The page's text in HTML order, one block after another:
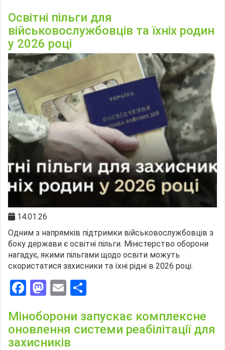
Освітні пільги для
військовослужбовців та їхніх родин
у 2026 році
14.01.26
Одним з напрямків підтримки військовослужбовців з
боку держави є освітні пільги. Міністерство оборони
нагадує, якими пільгами щодо освіти можуть
скористатися захисники та їхні рідні в 2026 році.
Facebook
Mastodon
Email
Міноборони запускає комплексне
оновлення системи реабілітації для
захисників